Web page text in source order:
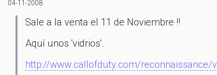
04-11-2008
Sale a la venta el 11 de Noviembre !!
Aquí unos 'vidrios'.
http://www.callofduty.com/reconnaissance/